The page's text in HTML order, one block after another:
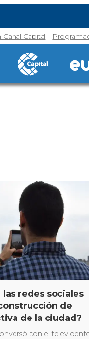
Capital
las redes sociales
de
de la ciudad?
con el televidente